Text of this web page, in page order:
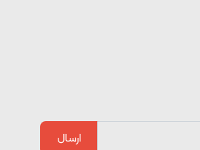
ارسال